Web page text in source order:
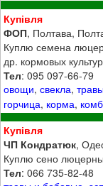
Купівля
ФОП, Полтава,
Куплю семена
др. кормовых
Тел: 095 097-66-79
овощи,свекла,
горчица, корма,
Купівля
ЧП Кондратюк,
Куплю сено
Тел: 066 735-82-48